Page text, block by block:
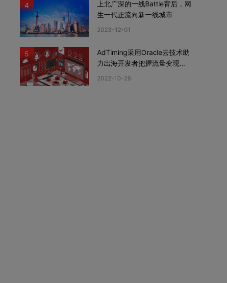
4
上北广深的一线Battle背后，网
生一代正流向新一线城市
2023-12-01
5
AdTiming采用Oracle云技术助
力出海开发者把握流量变现新
2022-10-28